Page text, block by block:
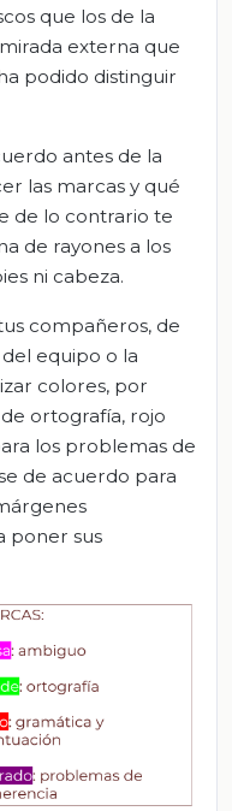
que los de la
externa que
podido distinguir
antes de la
las marcas y qué
de lo contrario te
de rayones a los
ni cabeza.
compañeros, de
equipo o la
colores, por
ortografía, rojo
los problemas de
de acuerdo para
poner sus